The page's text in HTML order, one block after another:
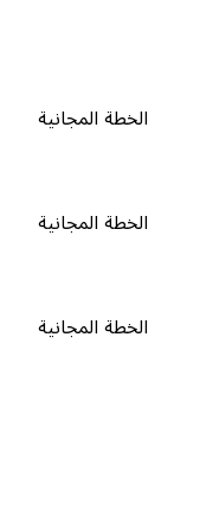
الخطة المجانية
الخطة المجانية
الخطة المجانية